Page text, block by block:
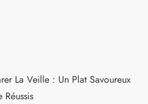
La Veille : Un Plat Savoureux
Réussis